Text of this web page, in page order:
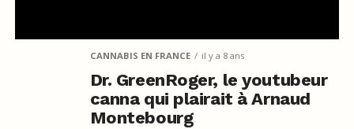
CANNABIS EN FRANCE il y a 8 ans
Dr. GreenRoger, le youtubeur
canna qui plairait à Arnaud
Montebourg